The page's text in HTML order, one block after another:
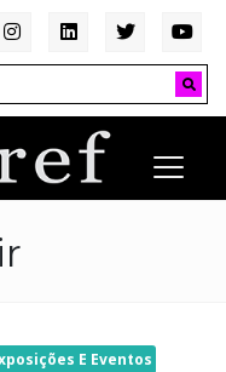
E Eventos